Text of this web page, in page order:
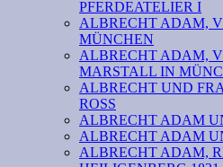
PFERDEATELIER I
ALBRECHT ADAM,
MÜNCHEN
ALBRECHT ADAM,
MARSTALL IN
ALBRECHT UND
ROSS
ALBRECHT ADAM
ALBRECHT ADAM
ALBRECHT ADAM,